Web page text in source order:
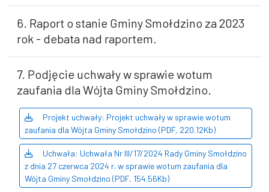
6. Raport o stanie Gminy Smołdzino za 2023
rok - debata nad raportem.
7. Podjęcie uchwały w sprawie wotum
zaufania dla Wójta Gminy Smołdzino.
Projekt uchwały: Projekt uchwały w sprawie wotum
zaufania dla Wójta Gminy Smołdzino (PDF, 220.12Kb)
Uchwała: Uchwała Nr III/17/2024 Rady Gminy Smołdzino
z dnia 27 czerwca 2024 r. w sprawie wotum zaufania dla
Wójta Gminy Smołdzino (PDF, 154.56Kb)